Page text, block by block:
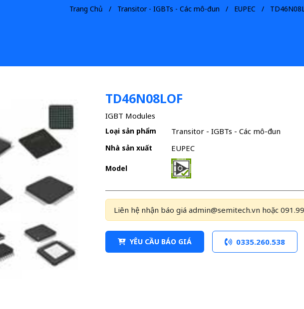
Trang Chủ Transitor - IGBTs - Các mô-đun EUPEC
TD46N08LOF
IGBT Modules
Loại sản phẩm Transitor - IGBTs - Các mô-đun
Nhà sản xuất EUPEC
Model
Liên hệ nhận báo giá admin@semitech.vn hoặc
YÊU CẦU BÁO GIÁ 0335.260.538